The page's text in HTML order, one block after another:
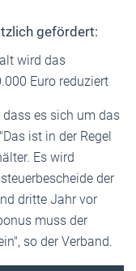
gefördert:
wird das
Euro reduziert
dass es sich um das
ist in der Regel
Es wird
der
dritte Jahr vor
muss der
so der Verband.